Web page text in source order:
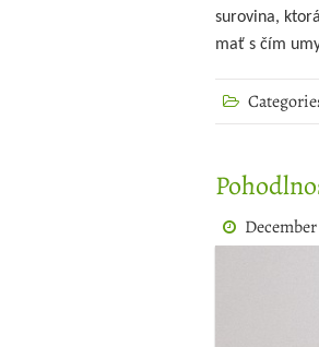
surovina,
mať s čím
December